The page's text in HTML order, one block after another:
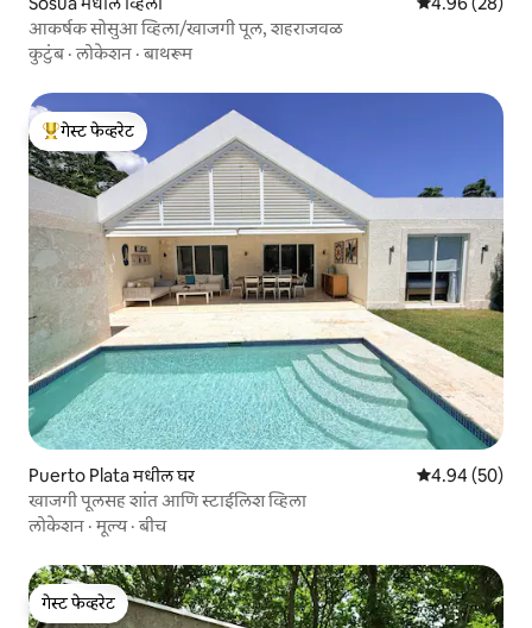
आकर्षक सोसुआ व्हिला/खाजगी पूल, शहराजवळ
कुटुंब·लोकेशन ·बाथरूम
टॉप गेस्ट फेव्हरेट
गेस्ट फेव्हरेट
Puerto Plata मधील घर 5 पैकी 4.94
4.94 (50)
खाजगी पूलसह शांत आणि स्टाईलिश व्हिला
लोकेशन ·मूल्य·बीच
गेस्ट फेव्हरेट
गेस्ट फेव्हरेट